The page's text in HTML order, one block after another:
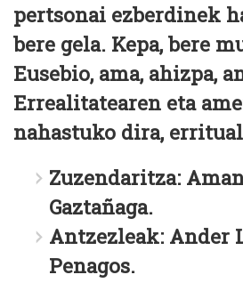
pertsonai ezberdinek
bere gela. Kepa, bere
Eusebio, ama, ahizpa,
Errealitatearen eta
nahastuko dira,
Zuzendaritza:
Gaztañaga.
Antzezleak: Ander
Penagos.